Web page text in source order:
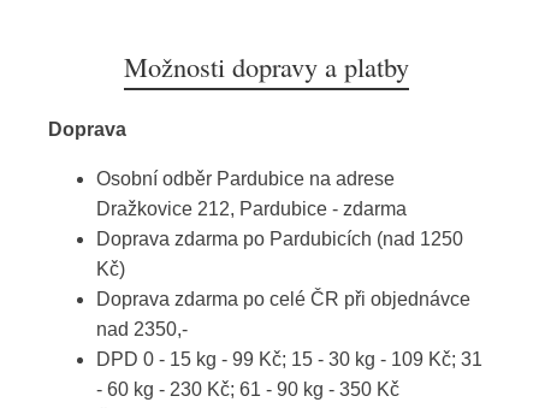
Možnosti dopravy a platby
Doprava
Osobní odběr Pardubice na adrese
Dražkovice 212, Pardubice - zdarma
Doprava zdarma po Pardubicích (nad 1250
Kč)
Doprava zdarma po celé ČR při objednávce
nad 2350,-
DPD 0 - 15 kg - 99 Kč; 15 - 30 kg - 109 Kč; 31
- 60 kg - 230 Kč; 61 - 90 kg - 350 Kč